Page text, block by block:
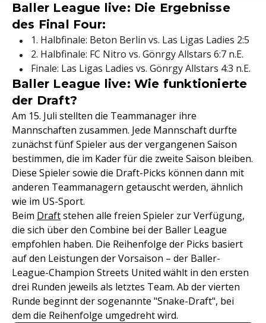
Baller League live: Die Ergebnisse
des Final Four:
1. Halbfinale: Beton Berlin vs. Las Ligas Ladies 2:5
2. Halbfinale: FC Nitro vs. Gönrgy Allstars 6:7 n.E.
Finale: Las Ligas Ladies vs. Gönrgy Allstars 4:3 n.E.
Baller League live: Wie funktionierte
der Draft?
Am 15. Juli stellten die Teammanager ihre
Mannschaften zusammen. Jede Mannschaft durfte
zunächst fünf Spieler aus der vergangenen Saison
bestimmen, die im Kader für die zweite Saison bleiben.
Diese Spieler sowie die Draft-Picks können dann mit
anderen Teammanagern getauscht werden, ähnlich
wie im US-Sport.
Beim Draftstehen alle freien Spieler zur Verfügung,
die sich über den Combine bei der Baller League
empfohlen haben. Die Reihenfolge der Picks basiert
auf den Leistungen der Vorsaison – der Baller-
League-Champion Streets United wählt in den ersten
drei Runden jeweils als letztes Team. Ab der vierten
Runde beginnt der sogenannte "Snake-Draft", bei
dem die Reihenfolge umgedreht wird.